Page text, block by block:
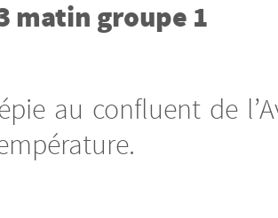
matin groupe 1
au confluent de